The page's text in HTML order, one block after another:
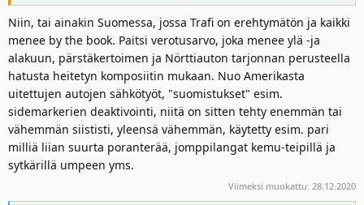
i
t
t
a
j
a
r
ä
Niin, tai ainakin Suomessa, jossa Trafi on erehtymätön ja kaikki
menee by the book. Paitsi verotusarvo, joka menee ylä -ja
alakuun, pärstäkertoimen ja Nörttiauton tarjonnan perusteella
hatusta heitetyn komposiitin mukaan. Nuo Amerikasta
uitettujen autojen sähkötyöt, "suomistukset" esim.
sidemarkerien deaktivointi, niitä on sitten tehty enemmän tai
vähemmän siististi, yleensä vähemmän, käytetty esim. pari
milliä liian suurta poranterää, jomppilangat kemu-teipillä ja
sytkärillä umpeen yms.
Viimeksi muokattu: 28.12.2020